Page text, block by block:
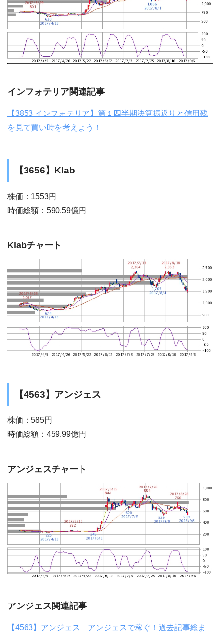
インフォテリア関連記事
【3853 インフォテリア】第１四半期決算振返りと信用残
を見て買い時を考えよう！
【3656】Klab
株価：1553円
時価総額：590.59億円
Klabチャート
【4563】アンジェス
株価：585円
時価総額：459.99億円
アンジェスチャート
アンジェス関連記事
【4563】アンジェス アンジェスで稼ぐ！過去記事総ま